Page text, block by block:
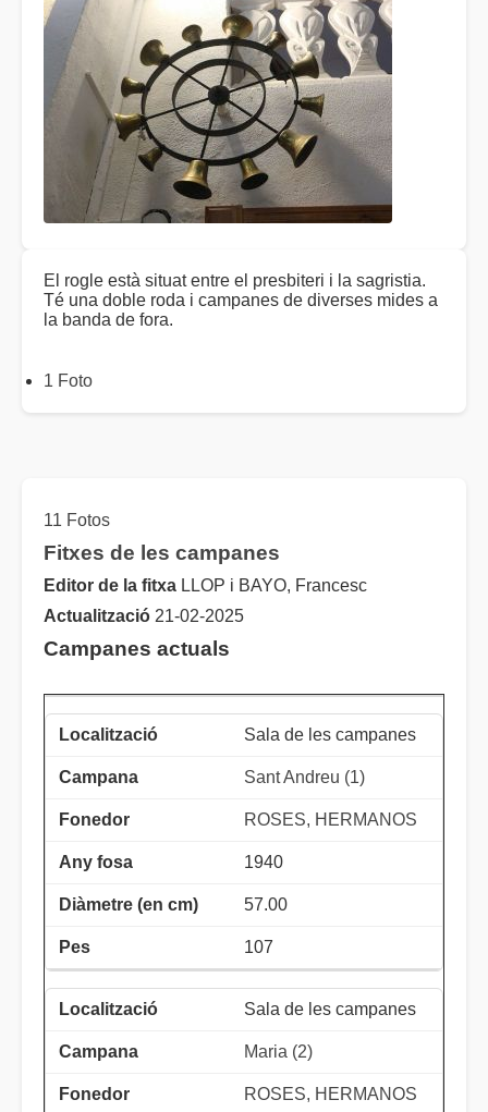
El rogle està situat entre el presbiteri i la sagristia.
Té una doble roda i campanes de diverses mides a
la banda de fora.
1 Foto
11 Fotos
Fitxes de les campanes
Editor de la fitxa LLOP i BAYO, Francesc
Actualització 21-02-2025
Campanes actuals
Sala de les campanes
Sant Andreu (1)
ROSES, HERMANOS
1940
57.00
107
Sala de les campanes
Maria (2)
ROSES, HERMANOS